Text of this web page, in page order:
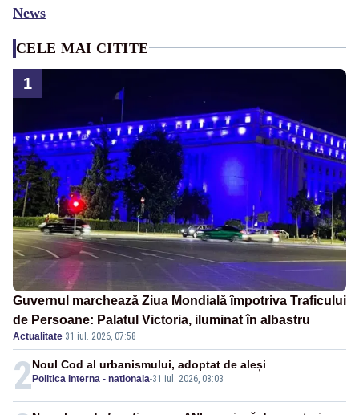
News
CELE MAI CITITE
1
Guvernul marchează Ziua Mondială împotriva Traficului
de Persoane: Palatul Victoria, iluminat în albastru
Actualitate·31 iul. 2026, 07:58
2 Politica Interna - nationala-31 iul. 2026, 08:03
Noul Cod al urbanismului, adoptat de aleși